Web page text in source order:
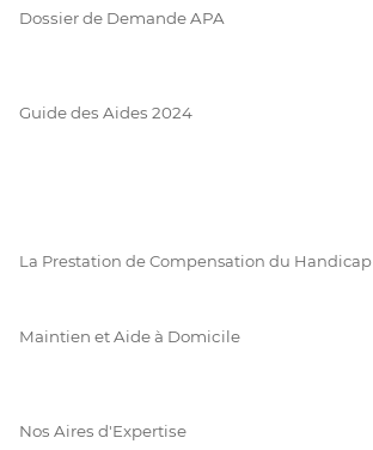
Dossier de Demande APA
Guide des Aides 2024
La Prestation de Compensation du Handicap
Maintien et Aide à Domicile
Nos Aires d'Expertise